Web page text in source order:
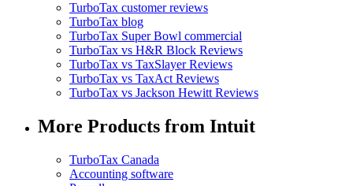
TurboTax customer reviews
TurboTax blog
TurboTax Super Bowl commercial
TurboTax vs H&R Block Reviews
TurboTax vs TaxSlayer Reviews
TurboTax vs TaxAct Reviews
TurboTax vs Jackson Hewitt Reviews
More Products from Intuit
TurboTax Canada
Accounting software